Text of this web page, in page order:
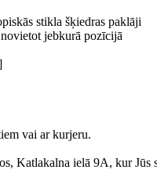
stikla šķiedras paklāji
jebkurā pozīcijā
vai ar kurjeru.
Katlakalna ielā 9A, kur Jūs